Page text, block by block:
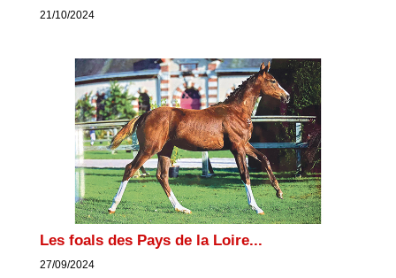
21/10/2024
Les foals des Pays de la Loire...
27/09/2024